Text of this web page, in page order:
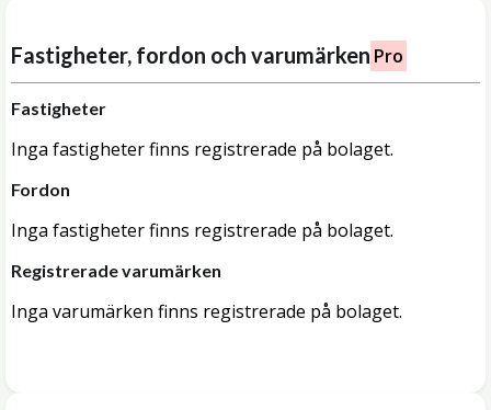
Fastigheter, fordon och varumärken Pro
Fastigheter
Inga fastigheter finns registrerade på bolaget.
Fordon
Inga fastigheter finns registrerade på bolaget.
Registrerade varumärken
Inga varumärken finns registrerade på bolaget.